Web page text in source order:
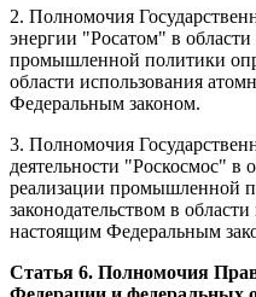
2. Полномочия
энергии "Росатом" в
промышленной политики
области использования
Федеральным законом.
3. Полномочия
деятельности "Роскосмос" в
реализации промышленной
законодательством в
настоящим Федеральным
Статья 6. Полномочия